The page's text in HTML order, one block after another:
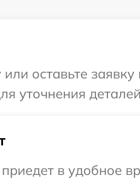
оставьте
уточнения
в удобное